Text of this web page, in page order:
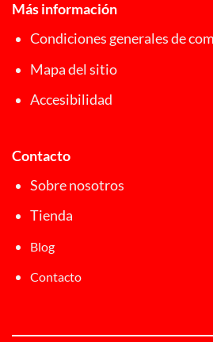
Más información
Condiciones generales de
Mapa del sitio
Accesibilidad
Contacto
Sobre nosotros
Tienda
Blog
Contacto